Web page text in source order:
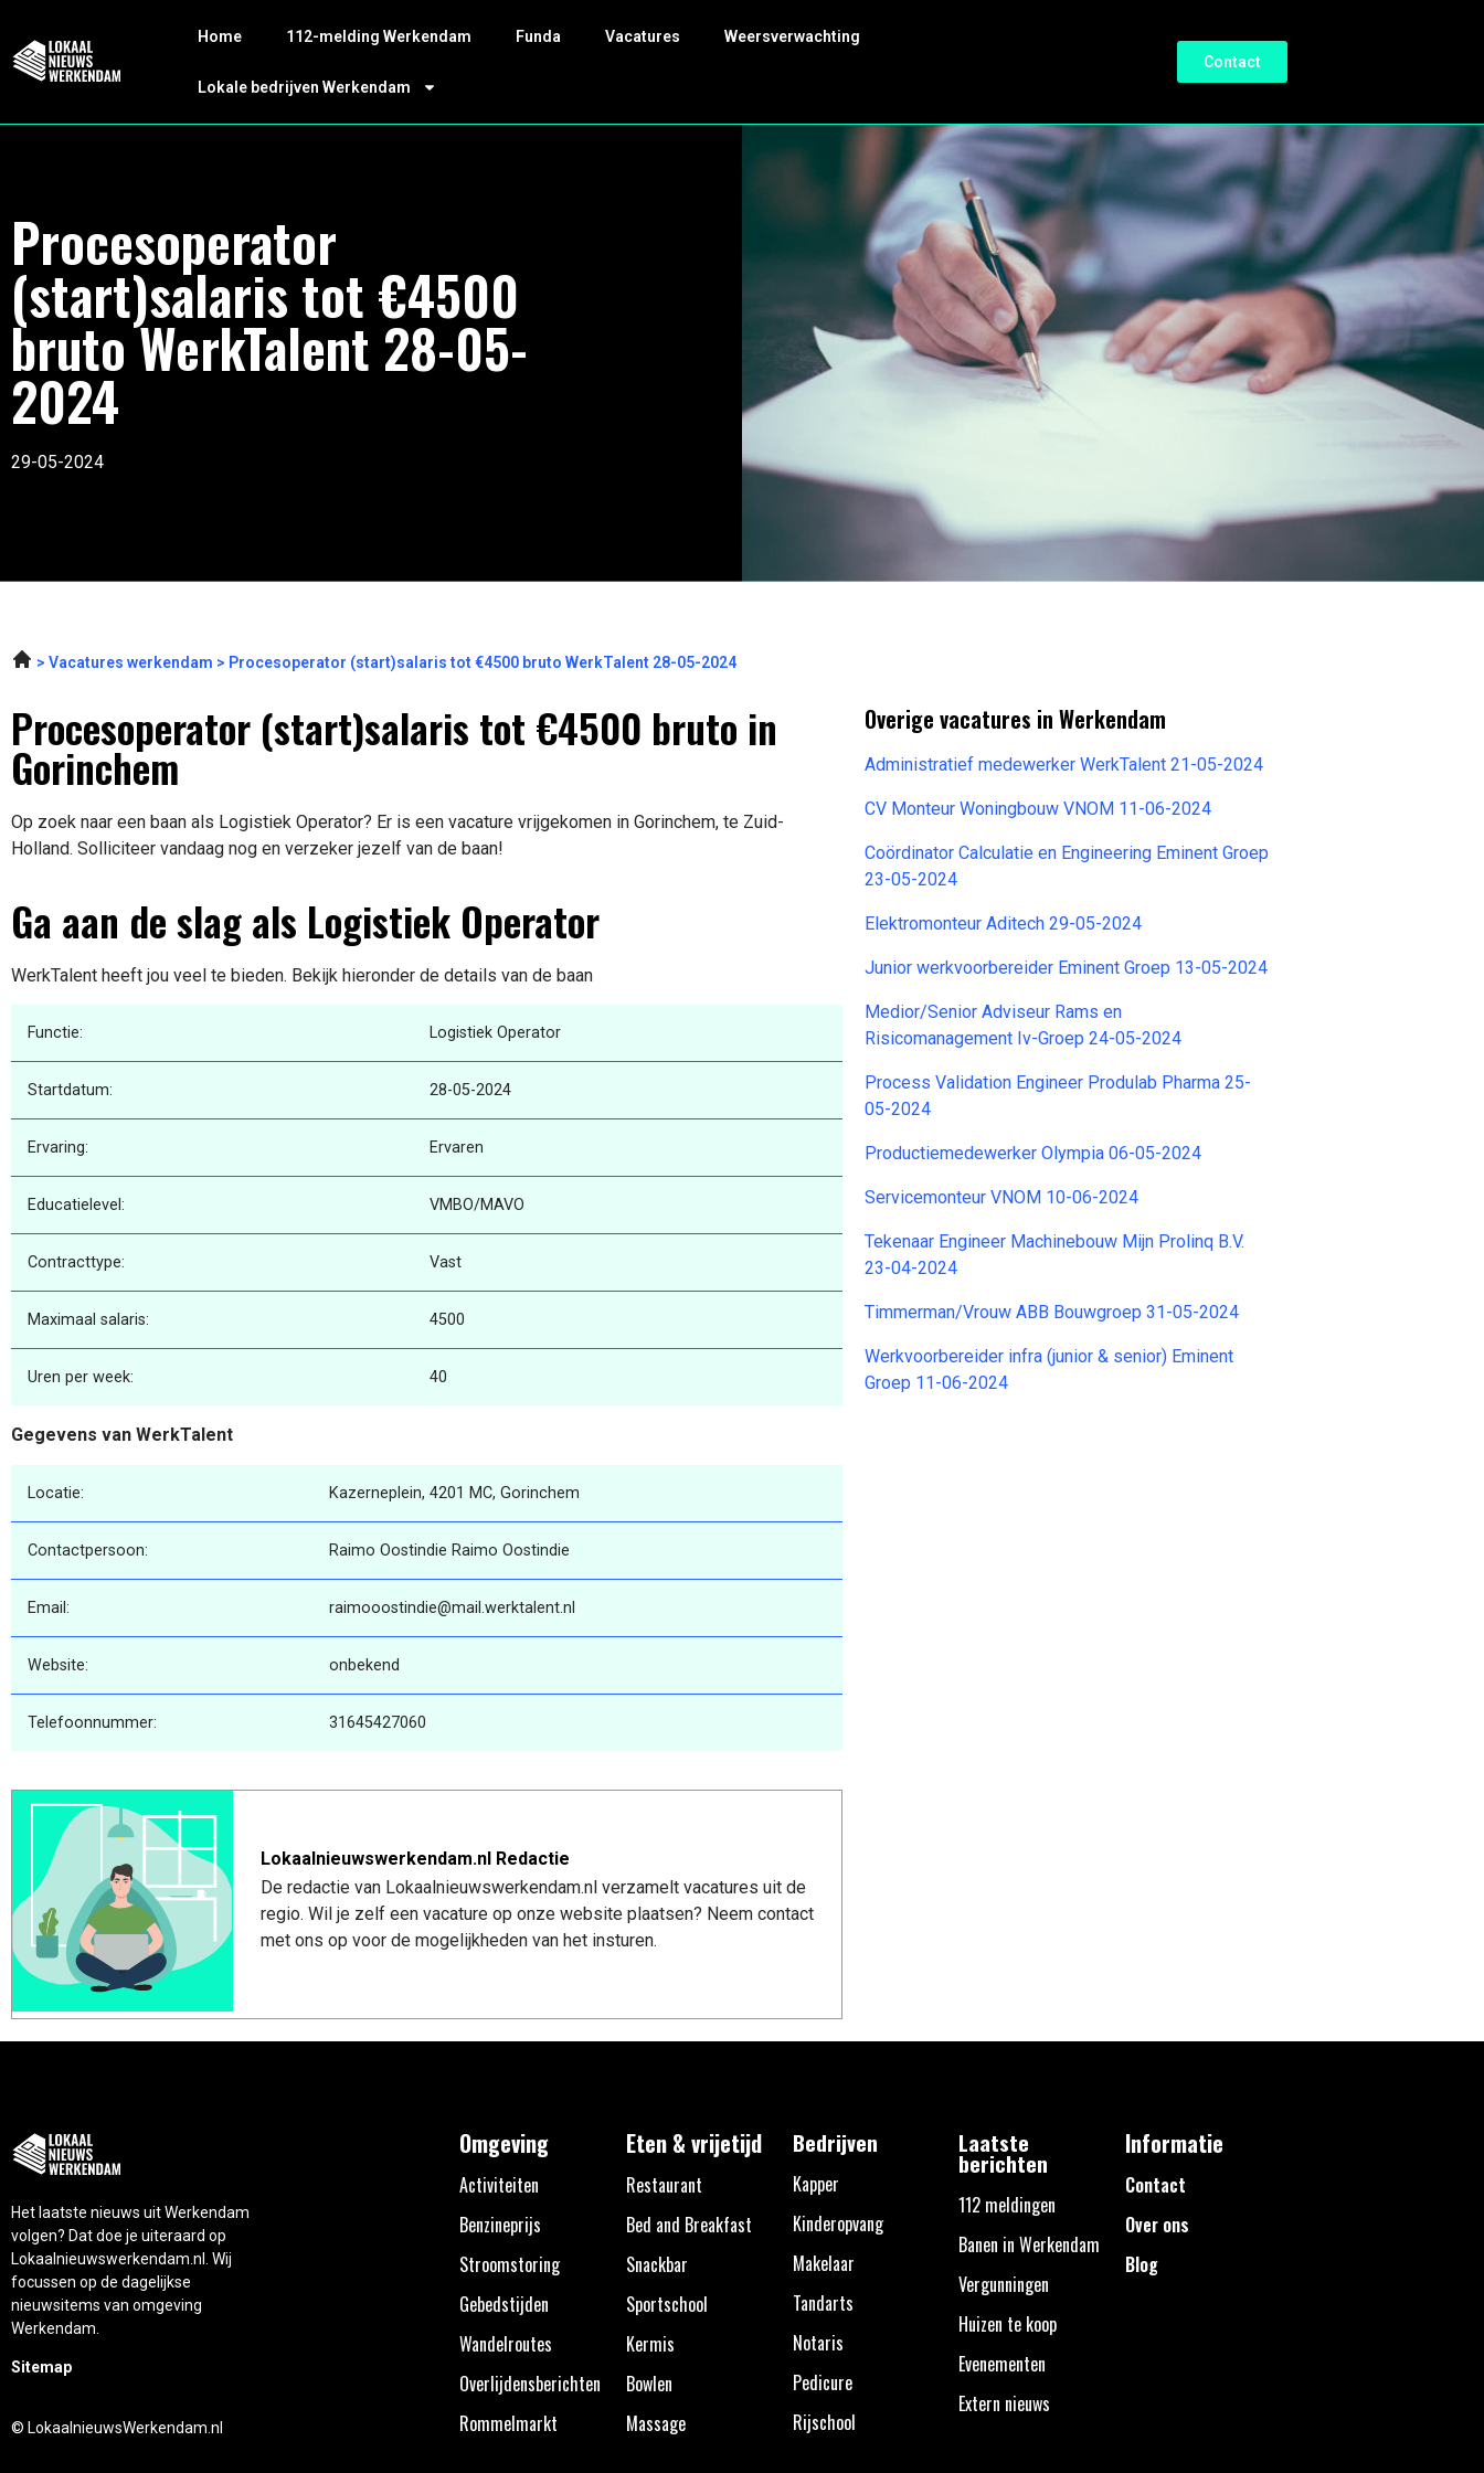
Home 112-melding Werkendam Funda Vacatures Weersverwachting
Lokale bedrijven Werkendam
Contact
Procesoperator
(start)salaris tot €4500
bruto WerkTalent 28-05-
2024
29-05-2024
Vacatures werkendam Procesoperator (start)salaris tot €4500 bruto WerkTalent 28-05-2024
Procesoperator (start)salaris tot €4500 bruto in
Gorinchem
Op zoek naar een baan als Logistiek Operator? Er is een vacature vrijgekomen in Gorinchem, te Zuid-
Holland. Solliciteer vandaag nog en verzeker jezelf van de baan!
Ga aan de slag als Logistiek Operator
WerkTalent heeft jou veel te bieden. Bekijk hieronder de details van de baan
Functie: Logistiek Operator
Startdatum: 28-05-2024
Ervaring: Ervaren
Educatielevel: VMBO/MAVO
Contracttype: Vast
Maximaal salaris: 4500
Uren per week: 40
Gegevens van WerkTalent
Locatie: Kazerneplein, 4201 MC, Gorinchem
Contactpersoon: Raimo Oostindie Raimo Oostindie
Email: raimooostindie@mail.werktalent.nl
Website: onbekend
Telefoonnummer: 31645427060
Lokaalnieuwswerkendam.nl Redactie
De redactie van Lokaalnieuwswerkendam.nl verzamelt vacatures uit de
regio. Wil je zelf een vacature op onze website plaatsen? Neem contact
met ons op voor de mogelijkheden van het insturen.
Overige vacatures in Werkendam
Administratief medewerker WerkTalent 21-05-2024
CV Monteur Woningbouw VNOM 11-06-2024
Coördinator Calculatie en Engineering Eminent Groep
23-05-2024
Elektromonteur Aditech 29-05-2024
Junior werkvoorbereider Eminent Groep 13-05-2024
Medior/Senior Adviseur Rams en
Risicomanagement Iv-Groep 24-05-2024
Process Validation Engineer Produlab Pharma 25-
05-2024
Productiemedewerker Olympia 06-05-2024
Servicemonteur VNOM 10-06-2024
Tekenaar Engineer Machinebouw Mijn Prolinq B.V.
23-04-2024
Timmerman/Vrouw ABB Bouwgroep 31-05-2024
Werkvoorbereider infra (junior & senior) Eminent
Groep 11-06-2024
Het laatste nieuws uit Werkendam
volgen? Dat doe je uiteraard op
Lokaalnieuwswerkendam.nl. Wij
focussen op de dagelijkse
nieuwsitems van omgeving
Werkendam.
Sitemap
© LokaalnieuwsWerkendam.nl
Omgeving
Activiteiten
Benzineprijs
Stroomstoring
Gebedstijden
Wandelroutes
Overlijdensberichten
Rommelmarkt
Eten & vrijetijd
Restaurant
Bed and Breakfast
Snackbar
Sportschool
Kermis
Bowlen
Massage
Bedrijven
Kapper
Kinderopvang
Makelaar
Tandarts
Notaris
Pedicure
Rijschool
Laatste
berichten
112 meldingen
Banen in Werkendam
Vergunningen
Huizen te koop
Evenementen
Extern nieuws
Informatie
Contact
Over ons
Blog